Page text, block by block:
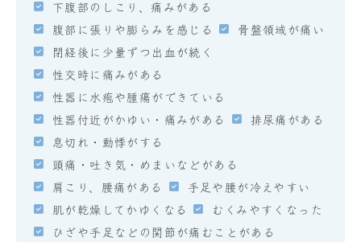
下腹部のしこり、痛みがある
腹部に張りや膨らみを感じる
骨盤領域が痛い
閉経後に少量ずつ出血が続く
性交時に痛みがある
性器に水疱や腫瘍ができている
性器付近がかゆい・痛みがある
排尿痛がある
息切れ・動悸がする
頭痛・吐き気・めまいなどがある
肩こり、腰痛がある
手足や腰が冷えやすい
肌が乾燥してかゆくなる
むくみやすくなった
ひざや手足などの関節が痛むことがある